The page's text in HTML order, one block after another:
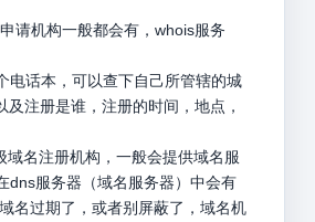
请机构一般都会有，whois服务
电话本，可以查下自己所管辖的城
注册是谁，注册的时间，地点，
名注册机构，一般会提供域名服
dns服务器（域名服务器）中会有
名过期了，或者别屏蔽了，域名机